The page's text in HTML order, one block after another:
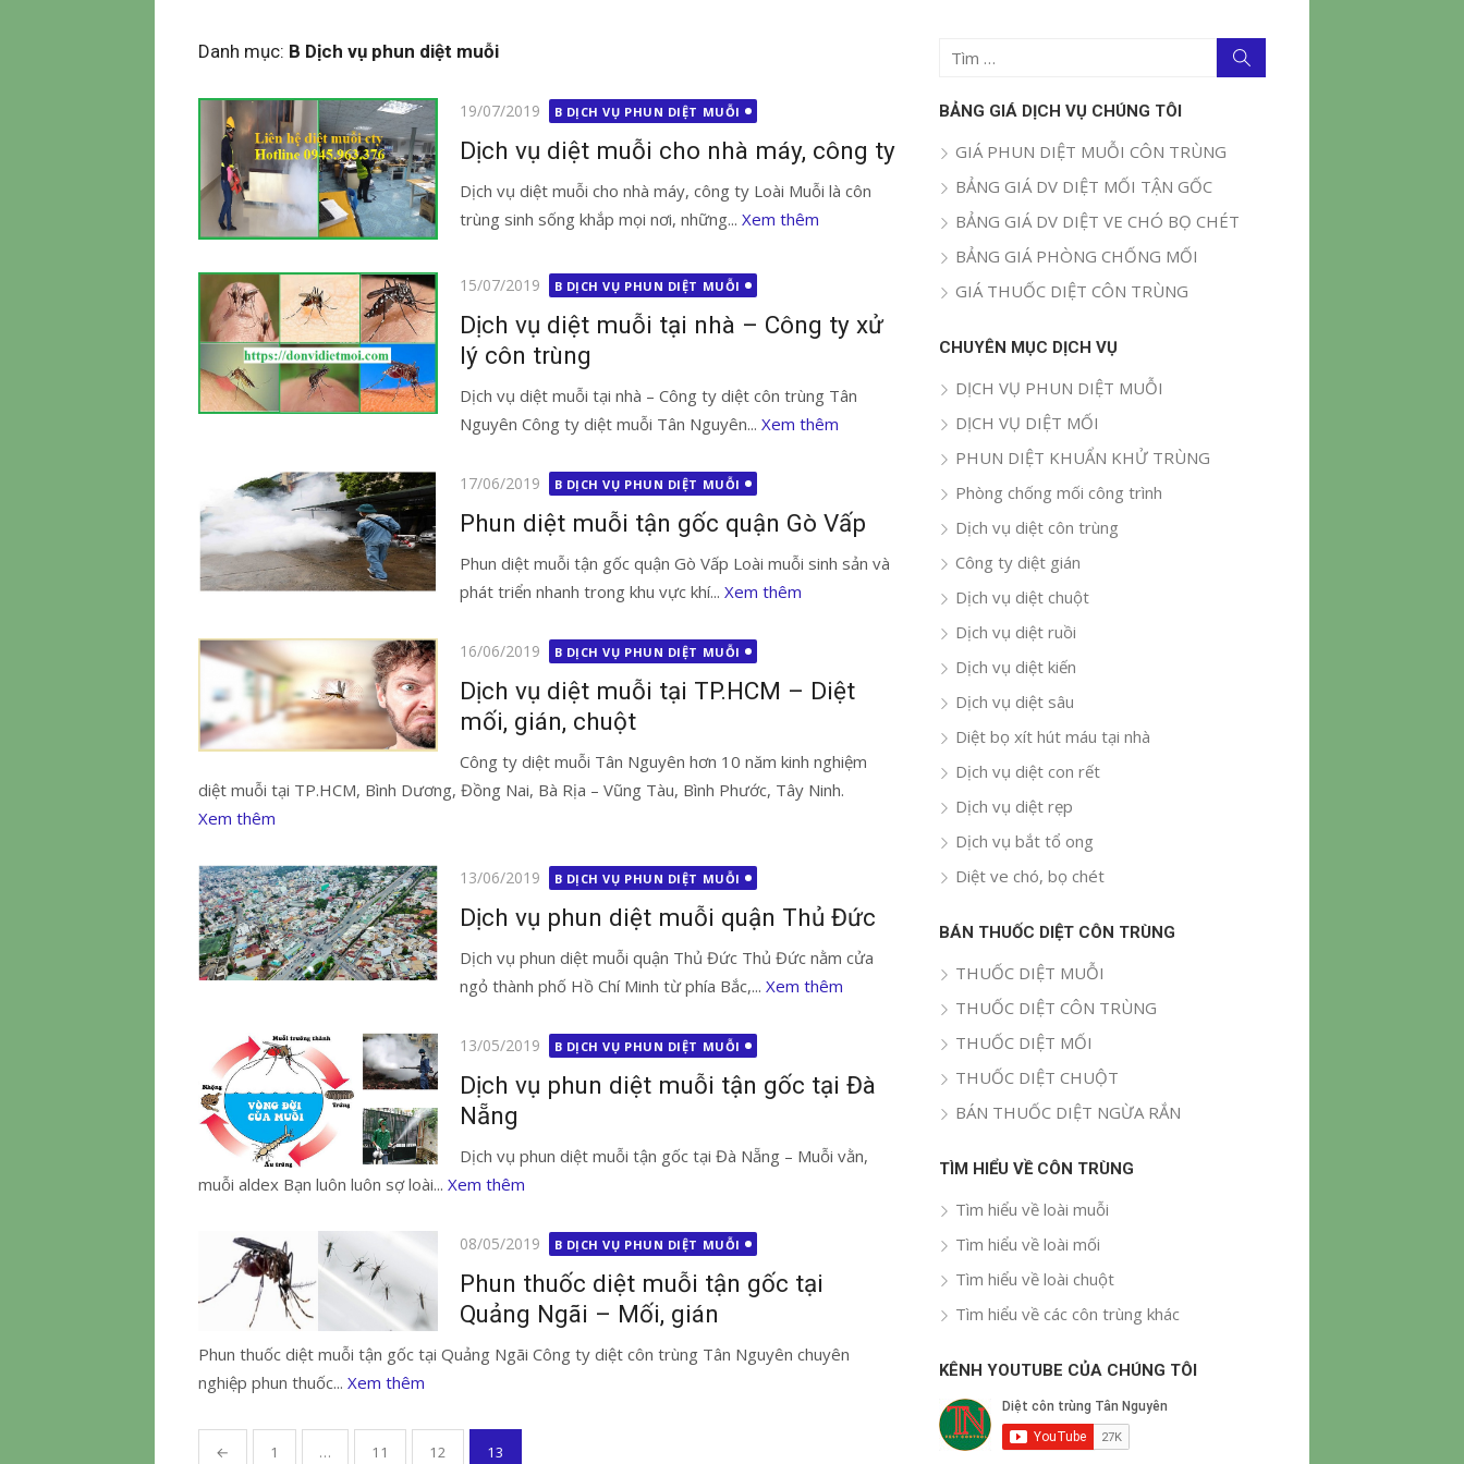
Danh mục: B Dịch vụ phun diệt muỗi
Đăng
vào
19/07/2019 B DỊCH VỤ PHUN DIỆT MUỖI
Dịch vụ diệt muỗi cho nhà máy, công ty
Dịch vụ diệt muỗi cho nhà máy, công ty Loài Muỗi là côn
trùng sinh sống khắp mọi nơi, những... Xem thêm
Đăng
vào
15/07/2019 B DỊCH VỤ PHUN DIỆT MUỖI
Dịch vụ diệt muỗi tại nhà – Công ty xử
lý côn trùng
Dịch vụ diệt muỗi tại nhà – Công ty diệt côn trùng Tân
Nguyên Công ty diệt muỗi Tân Nguyên... Xem thêm
Đăng
17/06/2019 B DỊCH VỤ PHUN DIỆT MUỖI
Phun diệt muỗi tận gốc quận Gò Vấp
Phun diệt muỗi tận gốc quận Gò Vấp Loài muỗi sinh sản và
phát triển nhanh trong khu vực khí... Xem thêm
Đăng
vào
16/06/2019 B DỊCH VỤ PHUN DIỆT MUỖI
Dịch vụ diệt muỗi tại TP.HCM – Diệt
mối, gián, chuột
Công ty diệt muỗi Tân Nguyên hơn 10 năm kinh nghiệm
diệt muỗi tại TP.HCM, Bình Dương, Đồng Nai, Bà Rịa – Vũng Tàu, Bình Phước, Tây Ninh.
Xem thêm
Đăng
vào
13/06/2019 B DỊCH VỤ PHUN DIỆT MUỖI
Dịch vụ phun diệt muỗi quận Thủ Đức
Dịch vụ phun diệt muỗi quận Thủ Đức Thủ Đức nằm cửa
ngỏ thành phố Hồ Chí Minh từ phía Bắc,... Xem thêm
Đăng
vào
13/05/2019 B DỊCH VỤ PHUN DIỆT MUỖI
Dịch vụ phun diệt muỗi tận gốc tại Đà
Nẵng
Dịch vụ phun diệt muỗi tận gốc tại Đà Nẵng – Muỗi vằn,
muỗi aldex Bạn luôn luôn sợ loài... Xem thêm
Đăng
08/05/2019 B DỊCH VỤ PHUN DIỆT MUỖI
Phun thuốc diệt muỗi tận gốc tại
Quảng Ngãi – Mối, gián
Phun thuốc diệt muỗi tận gốc tại Quảng Ngãi Công ty diệt côn trùng Tân Nguyên chuyên
nghiệp phun thuốc... Xem thêm
Phân
← 1 … 11 12 13
Tìm
quả
kiếm
BẢNG GIÁ DỊCH VỤ CHÚNG TÔI
GIÁ PHUN DIỆT MUỖI CÔN TRÙNG
BẢNG GIÁ DV DIỆT MỐI TẬN GỐC
BẢNG GIÁ DV DIỆT VE CHÓ BỌ CHÉT
BẢNG GIÁ PHÒNG CHỐNG MỐI
GIÁ THUỐC DIỆT CÔN TRÙNG
CHUYÊN MỤC DỊCH VỤ
DỊCH VỤ PHUN DIỆT MUỖI
DỊCH VỤ DIỆT MỐI
PHUN DIỆT KHUẨN KHỬ TRÙNG
Phòng chống mối công trình
Dịch vụ diệt côn trùng
Công ty diệt gián
Dịch vụ diệt chuột
Dịch vụ diệt ruồi
Dịch vụ diệt kiến
Dịch vụ diệt sâu
Diệt bọ xít hút máu tại nhà
Dịch vụ diệt con rết
Dịch vụ diệt rẹp
Dịch vụ bắt tổ ong
Diệt ve chó, bọ chét
BÁN THUỐC DIỆT CÔN TRÙNG
THUỐC DIỆT MUỖI
THUỐC DIỆT CÔN TRÙNG
THUỐC DIỆT MỐI
THUỐC DIỆT CHUỘT
BÁN THUỐC DIỆT NGỪA RẮN
TÌM HIỂU VỀ CÔN TRÙNG
Tìm hiểu về loài muỗi
Tìm hiểu về loài mối
Tìm hiểu về loài chuột
Tìm hiểu về các côn trùng khác
KÊNH YOUTUBE CỦA CHÚNG TÔI